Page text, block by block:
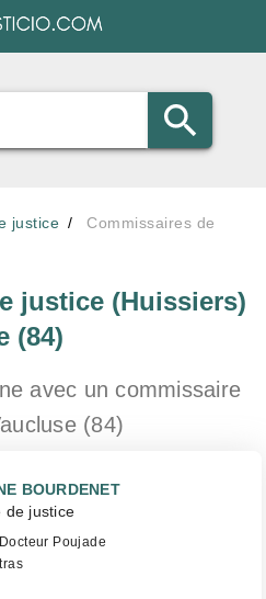
justice
Commissaires de
justice (Huissiers)
(84)
avec un commissaire
(84)
BOURDENET
de justice
Poujade